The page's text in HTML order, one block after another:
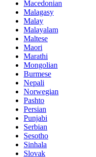
Macedonian
Malagasy
Malay
Malayalam
Maltese
Maori
Marathi
Mongolian
Burmese
Nepali
Norwegian
Pashto
Persian
Punjabi
Serbian
Sesotho
Sinhala
Slovak